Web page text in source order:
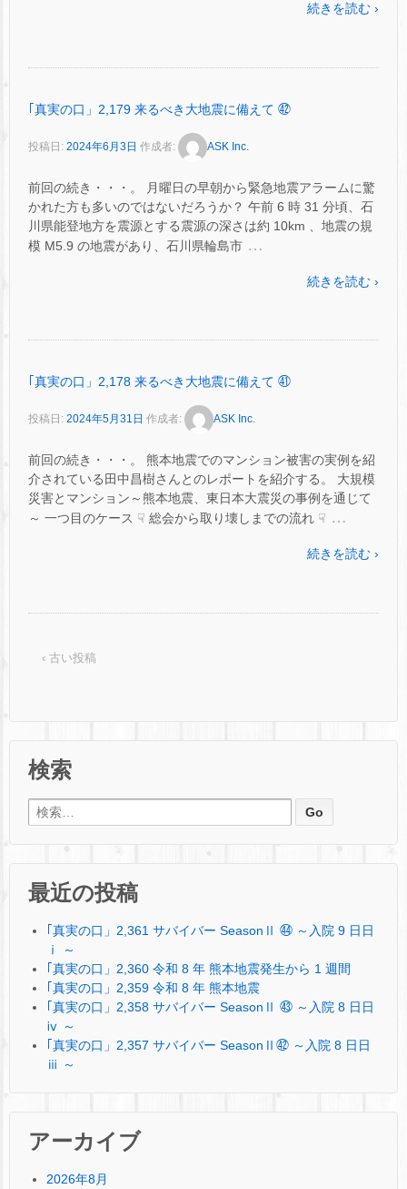
続きを読む ›
｢真実の口」2,179 来るべき大地震に備えて ㊷
投稿日: 2024年6月3日 作成者: ASK Inc.
前回の続き・・・。 月曜日の早朝から緊急地震アラームに驚
かれた方も多いのではないだろうか？ 午前 6 時 31 分頃、石
川県能登地方を震源とする震源の深さは約 10km 、地震の規
模 M5.9 の地震があり、石川県輪島市 …
続きを読む ›
｢真実の口」2,178 来るべき大地震に備えて ㊶
投稿日: 2024年5月31日 作成者: ASK Inc.
前回の続き・・・。 熊本地震でのマンション被害の実例を紹
介されている田中昌樹さんとのレポートを紹介する。 大規模
災害とマンション～熊本地震、東日本大震災の事例を通じて
～ 一つ目のケース ☟ 総会から取り壊しまでの流れ ☟ …
続きを読む ›
‹ 古い投稿
検索
検索:
最近の投稿
｢真実の口」2,361 サバイバー SeasonⅡ ㊹ ～入院 9 日日
ⅰ ～
｢真実の口」2,360 令和 8 年 熊本地震発生から 1 週間
｢真実の口」2,359 令和 8 年 熊本地震
｢真実の口」2,358 サバイバー SeasonⅡ ㊸ ～入院 8 日日
ⅳ ～
｢真実の口」2,357 サバイバー SeasonⅡ㊷ ～入院 8 日日
ⅲ ～
アーカイブ
2026年8月